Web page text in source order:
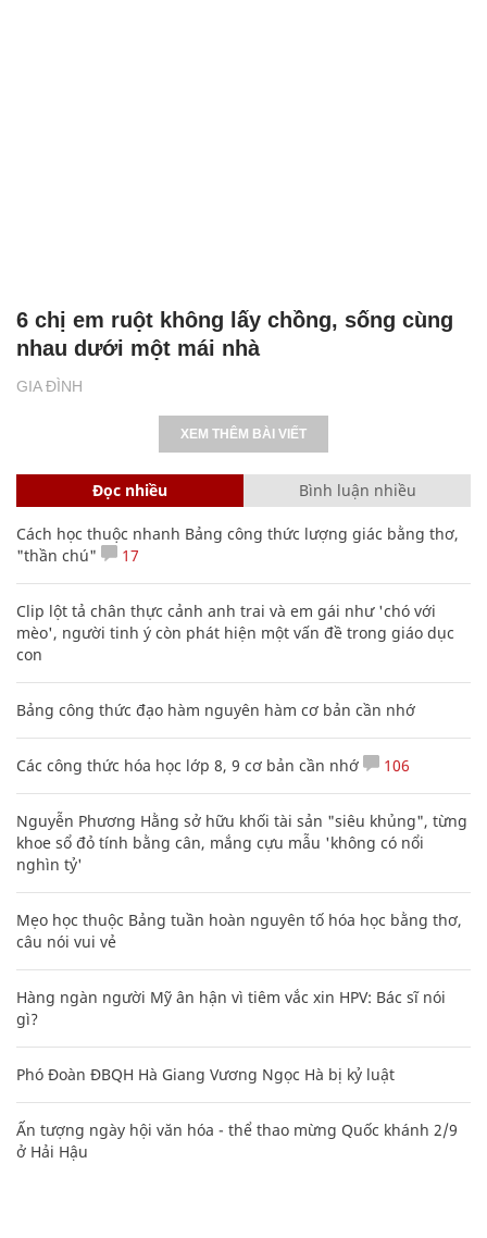
GIA ĐÌNH
6 chị em ruột không lấy chồng, sống cùng
nhau dưới một mái nhà
XEM THÊM BÀI VIẾT
Đọc nhiều Bình luận nhiều
Cách học thuộc nhanh Bảng công thức lượng giác bằng thơ,
"thần chú"
17
Clip lột tả chân thực cảnh anh trai và em gái như 'chó với
mèo', người tinh ý còn phát hiện một vấn đề trong giáo dục
con
Bảng công thức đạo hàm nguyên hàm cơ bản cần nhớ
Các công thức hóa học lớp 8, 9 cơ bản cần nhớ 106
Nguyễn Phương Hằng sở hữu khối tài sản "siêu khủng", từng
khoe sổ đỏ tính bằng cân, mắng cựu mẫu 'không có nổi
nghìn tỷ'
Mẹo học thuộc Bảng tuần hoàn nguyên tố hóa học bằng thơ,
câu nói vui vẻ
Hàng ngàn người Mỹ ân hận vì tiêm vắc xin HPV: Bác sĩ nói
gì?
Phó Đoàn ĐBQH Hà Giang Vương Ngọc Hà bị kỷ luật
Ấn tượng ngày hội văn hóa - thể thao mừng Quốc khánh 2/9
ở Hải Hậu